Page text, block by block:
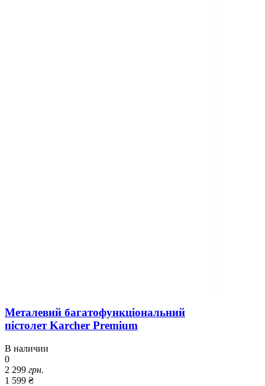
Металевий багатофункціональний
пістолет Karcher Premium
В наличии
0
2 299 грн.
1 599 ₴